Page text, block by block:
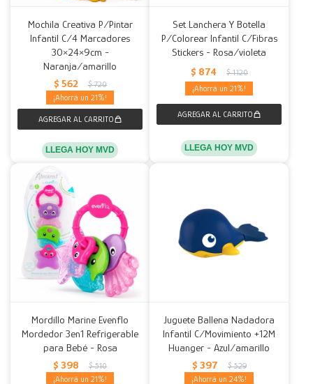
Mochila Creativa P/Pintar
Infantil C/4 Marcadores
30×24×9cm -
Naranja/amarillo
$ 562 $ 720
21
LLEGA HOY MVD
Set Lanchera Y Botella
P/Colorear Infantil C/Fibras
Stickers - Rosa/violeta
$ 874 $ 1.120
21
LLEGA HOY MVD
Mordillo Marine Evenflo
Mordedor 3en1 Refrigerable
para Bebé - Rosa
$ 398 $ 510
21
Juguete Ballena Nadadora
Infantil C/Movimiento +12M
Huanger - Azul/amarillo
$ 397 $ 529
24